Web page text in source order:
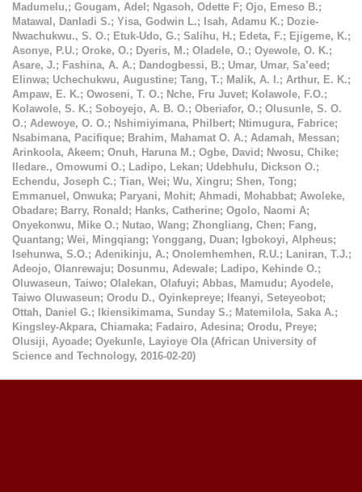
Madumelu,; Gougam, Adel ; Ngasoh, Odette F; Ojo, Emeso B.;
Matawal, Danladi S.; Yisa, Godwin L.; Isah, Adamu K.; Dozie-
Nwachukwu., S. O.; Etuk-Udo, G.; Salihu, H.; Edeta, F.; Ejigeme, K.;
Asonye, P.U.; Oroke, O.; Dyeris, M.; Oladele, O.; Oyewole, O. K.;
Asare, J.; Fashina, A. A.; Dandogbessi, B.; Umar, Umar, Sa’eed ;
Elinwa; Uchechukwu, Augustine; Tang, T.; Malik, A. I.; Arthur, E. K.;
Ampaw, E. K.; Owoseni, T. O.; Nche, Fru Juvet; Kolawole, F.O.;
Kolawole, S. K.; Soboyejo, A. B. O.; Oberiafor, O.; Olusunle, S. O.
O.; Adewoye, O. O.; Nshimiyimana, Philbert; Ntimugura, Fabrice;
Nsabimana, Pacifique; Brahim, Mahamat O. A.; Adamah, Messan;
Arinkoola, Akeem; Onuh, Haruna M.; Ogbe, David ; Nwosu, Chike;
Iledare., Omowumi O.; Ladipo, Lekan; Udebhulu, Dickson O.;
Echendu, Joseph C.; Tian, Wei; Wu, Xingru; Shen, Tong;
Emmanuel, Onwuka; Paryani, Mohit; Ahmadi, Mohabbat; Awoleke,
Obadare; Barry, Ronald ; Hanks, Catherine; Ogolo, Naomi A;
Onyekonwu, Mike O.; Nutao, Wang; Zhongliang, Chen; Fang,
Quantang; Wei, Mingqiang; Yonggang, Duan; Igbokoyi, Alpheus;
Isehunwa, S.O.; Adenikinju, A.; Onolemhemhen, R.U.; Laniran, T.J.;
Adeojo, Olanrewaju; Dosunmu, Adewale; Ladipo, Kehinde O.;
Oluwaseun, Taiwo; Olalekan, Olafuyi; Abbas, Mamudu; Ayodele,
Taiwo Oluwaseun; Orodu D., Oyinkepreye; Ifeanyi, Seteyeobot;
Ottah, Daniel G.; Ikiensikimama, Sunday S.; Matemilola, Saka A.;
Kingsley-Akpara, Chiamaka; Fadairo, Adesina; Orodu, Preye;
Olusiji, Ayoade; Oyekunle, Layioye Ola (African University of
Science and Technology, 2016-02-20)